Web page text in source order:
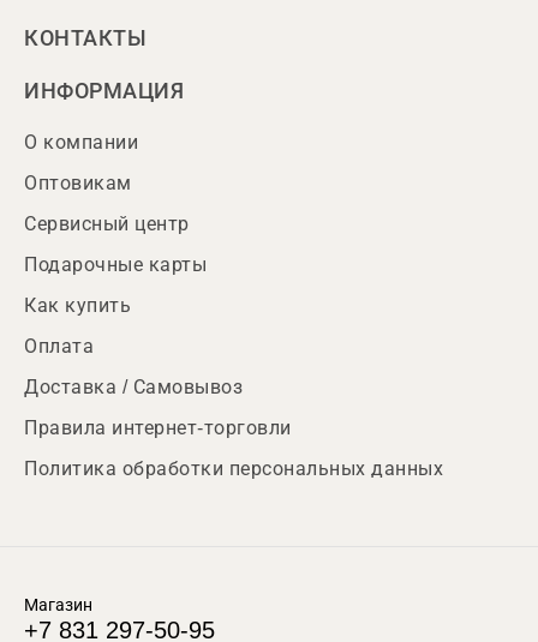
КОНТАКТЫ
ИНФОРМАЦИЯ
О компании
Оптовикам
Сервисный центр
Подарочные карты
Как купить
Оплата
Доставка / Самовывоз
Правила интернет-торговли
Политика обработки персональных данных
Магазин
+7 831 297-50-95